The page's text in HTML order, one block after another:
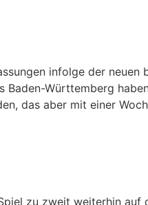
infolge der neuen
Baden-Württemberg
das aber mit einer
zu zweit weiterhin auf